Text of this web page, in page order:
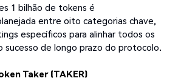
1 bilhão de tokens é
entre oito categorias chave,
específicos para alinhar todos os
sucesso de longo prazo do protocolo.
Taker (TAKER)